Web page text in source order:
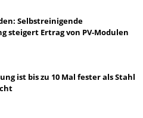
Selbstreinigende
steigert Ertrag von PV-Modulen
ist bis zu 10 Mal fester als Stahl